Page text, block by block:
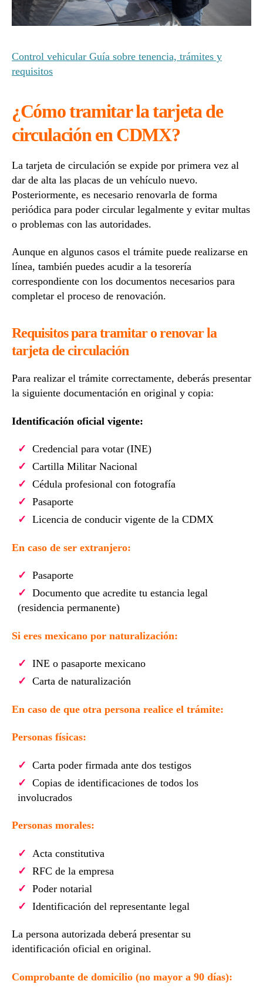
Control vehicular Guía sobre tenencia, trámites y
requisitos
¿Cómo tramitar la tarjeta de
circulación en CDMX?
La tarjeta de circulación se expide por primera vez al
dar de alta las placas de un vehículo nuevo.
Posteriormente, es necesario renovarla de forma
periódica para poder circular legalmente y evitar multas
o problemas con las autoridades.
Aunque en algunos casos el trámite puede realizarse en
línea, también puedes acudir a la tesorería
correspondiente con los documentos necesarios para
completar el proceso de renovación.
Requisitos para tramitar o renovar la
tarjeta de circulación
Para realizar el trámite correctamente, deberás presentar
la siguiente documentación en original y copia:
Identificación oficial vigente:
Credencial para votar (INE)
Cartilla Militar Nacional
Cédula profesional con fotografía
Pasaporte
Licencia de conducir vigente de la CDMX
En caso de ser extranjero:
Pasaporte
Documento que acredite tu estancia legal
(residencia permanente)
Si eres mexicano por naturalización:
INE o pasaporte mexicano
Carta de naturalización
En caso de que otra persona realice el trámite:
Personas físicas:
Carta poder firmada ante dos testigos
Copias de identificaciones de todos los
involucrados
Personas morales:
Acta constitutiva
RFC de la empresa
Poder notarial
Identificación del representante legal
La persona autorizada deberá presentar su
identificación oficial en original.
Comprobante de domicilio (no mayor a 90 días):